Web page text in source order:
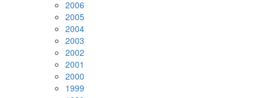
2006
2005
2004
2003
2002
2001
2000
1999